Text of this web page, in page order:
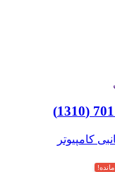
کامپیوتر